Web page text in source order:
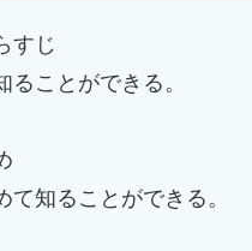
すじ
ことができる。
知ることができる。